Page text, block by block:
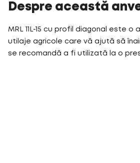
Despre această
MRL 11L-15 cu profil diagonal este o
utilaje agricole care vă ajută să
se recomandă a fi utilizată la o